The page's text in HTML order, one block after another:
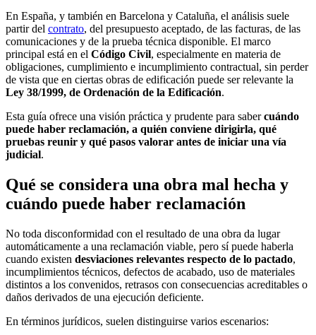
En España, y también en Barcelona y Cataluña, el análisis suele
partir del contrato, del presupuesto aceptado, de las facturas, de las
comunicaciones y de la prueba técnica disponible. El marco
principal está en el Código Civil, especialmente en materia de
obligaciones, cumplimiento e incumplimiento contractual, sin perder
de vista que en ciertas obras de edificación puede ser relevante la
Ley 38/1999, de Ordenación de la Edificación.
Esta guía ofrece una visión práctica y prudente para sabercuándo
puede haber reclamación, a quién conviene dirigirla, qué
pruebas reunir y qué pasos valorar antes de iniciar una vía
judicial.
Qué se considera una obra mal hecha y
cuándo puede haber reclamación
No toda disconformidad con el resultado de una obra da lugar
automáticamente a una reclamación viable, pero sí puede haberla
cuando existen desviaciones relevantes respecto de lo pactado,
incumplimientos técnicos, defectos de acabado, uso de materiales
distintos a los convenidos, retrasos con consecuencias acreditables o
daños derivados de una ejecución deficiente.
En términos jurídicos, suelen distinguirse varios escenarios: